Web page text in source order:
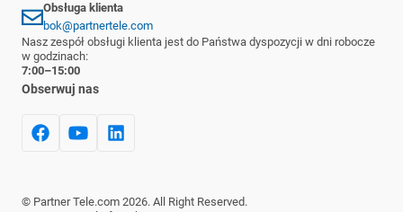
Obsługa klienta
bok@partnertele.com
Nasz zespół obsługi klienta jest do Państwa dyspozycji w dni robocze
w godzinach:
7:00–15:00
Obserwuj nas
© Partner Tele.com 2026. All Right Reserved.